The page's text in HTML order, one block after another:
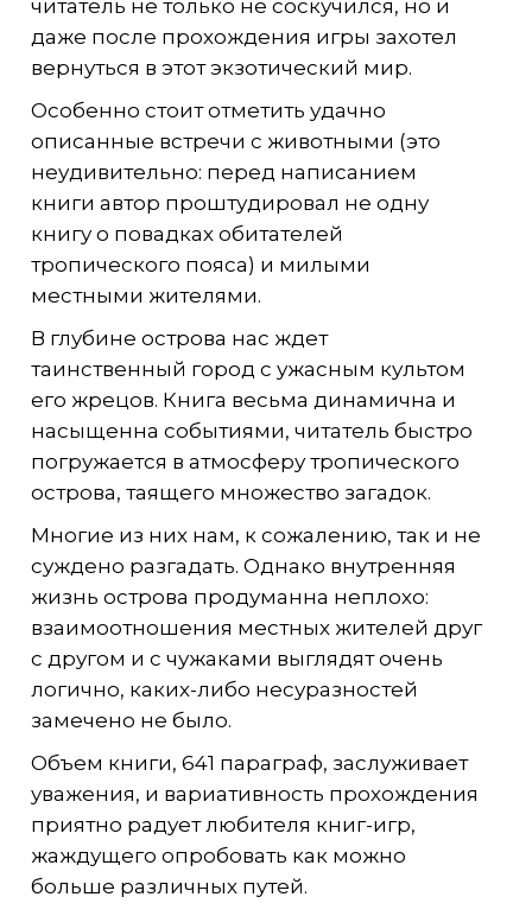
читатель не только не соскучился, но и
даже после прохождения игры захотел
вернуться в этот экзотический мир.
Особенно стоит отметить удачно
описанные встречи с животными (это
неудивительно: перед написанием
книги автор проштудировал не одну
книгу о повадках обитателей
тропического пояса) и милыми
местными жителями.
В глубине острова нас ждет
таинственный город с ужасным культом
его жрецов. Книга весьма динамична и
насыщенна событиями, читатель быстро
погружается в атмосферу тропического
острова, таящего множество загадок.
Многие из них нам, к сожалению, так и не
суждено разгадать. Однако внутренняя
жизнь острова продуманна неплохо:
взаимоотношения местных жителей друг
с другом и с чужаками выглядят очень
логично, каких-либо несуразностей
замечено не было.
Объем книги, 641 параграф, заслуживает
уважения, и вариативность прохождения
приятно радует любителя книг-игр,
жаждущего опробовать как можно
больше различных путей.